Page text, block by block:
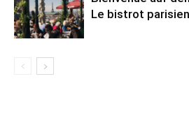
Le bistrot